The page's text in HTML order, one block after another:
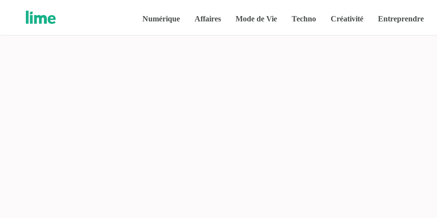
Numérique Affaires Mode de Vie Techno Créativité Entreprendre